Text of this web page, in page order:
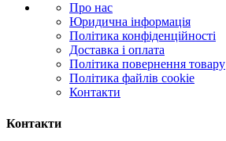
Про нас
Юридична інформація
Політика конфіденційності
Доставка і оплата
Політика повернення товару
Політика файлів cookie
Контакти
Контакти